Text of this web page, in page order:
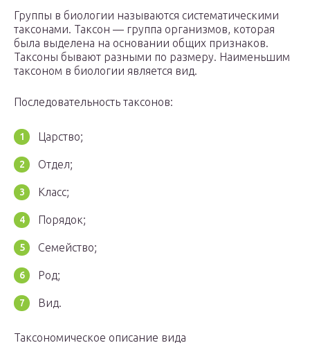
Группы в биологии называются систематическими
таксонами. Таксон — группа организмов, которая
была выделена на основании общих признаков.
Таксоны бывают разными по размеру. Наименьшим
таксоном в биологии является вид.
Последовательность таксонов:
Царство;
Отдел;
Класс;
Порядок;
Семейство;
Род;
Вид.
Таксономическое описание вида